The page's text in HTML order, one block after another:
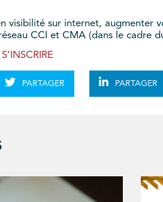
visibilité sur internet, augmenter
CCI et CMA (dans le cadre
PARTAGER PARTAGER